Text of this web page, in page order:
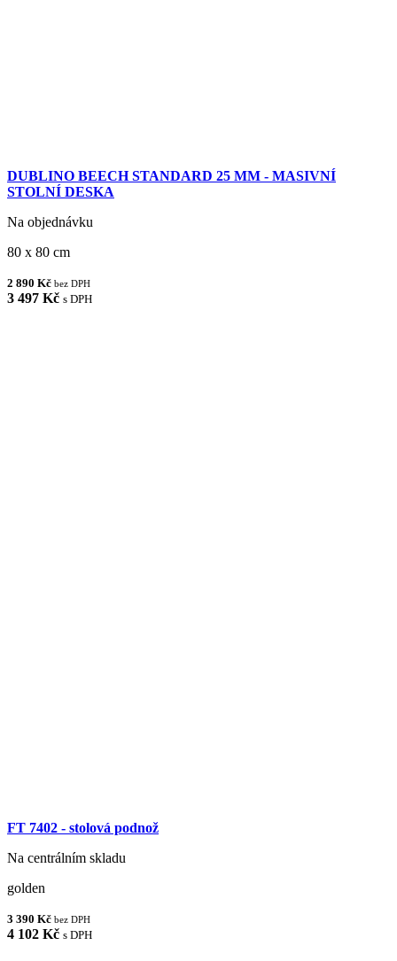
DUBLINO BEECH STANDARD 25 MM - MASIVNÍ
STOLNÍ DESKA
Na objednávku
80 x 80 cm
2 890 Kč bez DPH
3 497 Kč s DPH
FT 7402 - stolová podnož
Na centrálním skladu
golden
3 390 Kč bez DPH
4 102 Kč s DPH